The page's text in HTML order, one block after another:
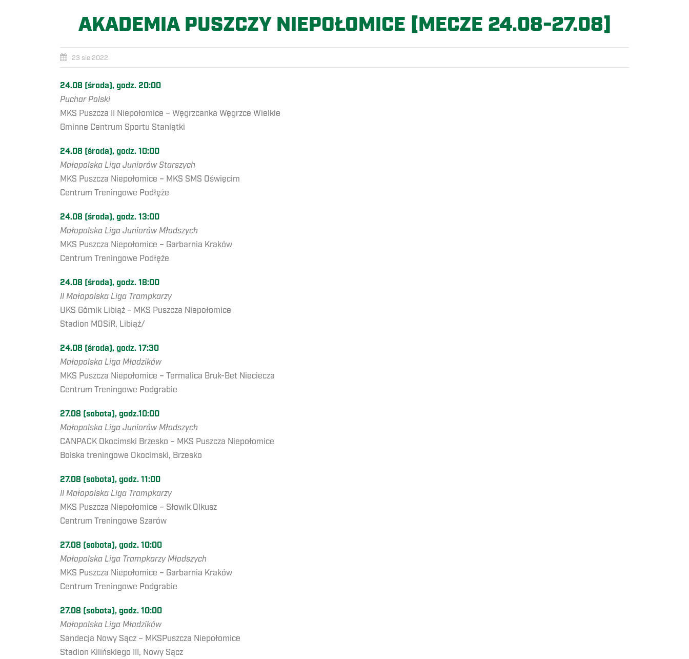
AKADEMIA PUSZCZY NIEPOŁOMICE [MECZE 24.08-27.08]
23 sie 2022
24.08 (środa), godz. 20:00
Puchar Polski
MKS Puszcza II Niepołomice – Węgrzcanka Węgrzce Wielkie
Gminne Centrum Sportu Staniątki
24.08 (środa), godz. 10:00
Małopolska Liga Juniorów Starszych
MKS Puszcza Niepołomice – MKS SMS Oświęcim
Centrum Treningowe Podłęże
24.08 (środa), godz. 13:00
Małopolska Liga Juniorów Młodszych
MKS Puszcza Niepołomice – Garbarnia Kraków
Centrum Treningowe Podłęże
24.08 (środa), godz. 18:00
II Małopolska Liga Trampkarzy
UKS Górnik Libiąż – MKS Puszcza Niepołomice
Stadion MOSiR, Libiąż/
24.08 (środa), godz. 17:30
Małopolska Liga Młodzików
MKS Puszcza Niepołomice – Termalica Bruk-Bet Nieciecza
Centrum Treningowe Podgrabie
27.08 (sobota), godz.10:00
Małopolska Liga Juniorów Młodszych
CANPACK Okocimski Brzesko – MKS Puszcza Niepołomice
Boiska treningowe Okocimski, Brzesko
27.08 (sobota), godz. 11:00
II Małopolska Liga Trampkarzy
MKS Puszcza Niepołomice – Słowik Olkusz
Centrum Treningowe Szarów
27.08 (sobota), godz. 10:00
Małopolska Liga Trampkarzy Młodszych
MKS Puszcza Niepołomice – Garbarnia Kraków
Centrum Treningowe Podgrabie
27.08 (sobota), godz. 10:00
Małopolska Liga Młodzików
Sandecja Nowy Sącz – MKSPuszcza Niepołomice
Stadion Kilińskiego III, Nowy Sącz